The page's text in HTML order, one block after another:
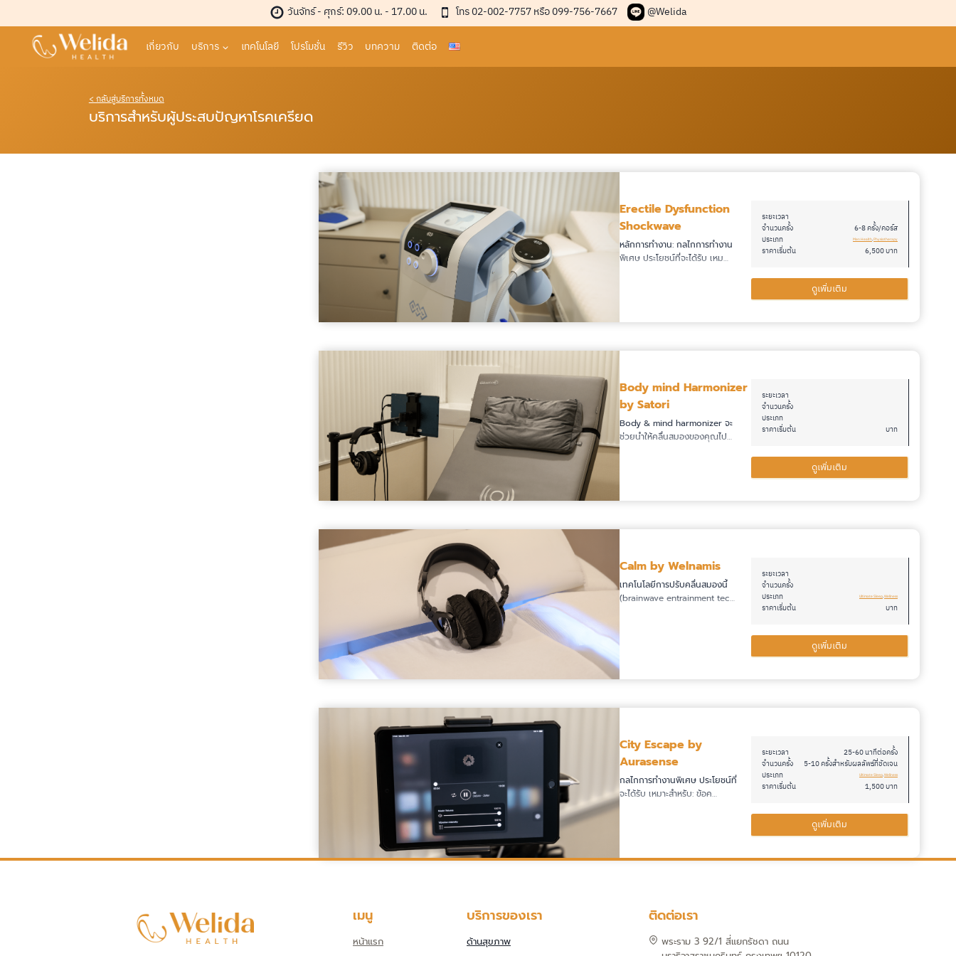
to
content
วันจัทร์ - ศุกร์: 09.00 น. - 17.00 น. โทร 02-002-7757 หรือ 099-756-7667 @Welida
เกี่ยวกับ บริการ เทคโนโลยี โปรโมชั่น รีวิว บทความ ติดต่อ
< กลับสู่บริการทั้งหมด
บริการสำหรับผู้ประสบปัญหาโรคเครียด
Erectile Dysfunction
Shockwave
หลักการทำงาน: กลไกการทำงาน
พิเศษ ประโยชน์ที่จะได้รับ เหม…
ระยะเวลา
จำนวนครั้ง
6-8 ครั้ง/คอร์ส
ประเภท
Men Health, Physiotherapy
ราคาเริ่มต้น 6,500 บาท
ดูเพิ่มเติม
Body mind Harmonizer
by Satori
Body & mind harmonizer จะ
ช่วยนำให้คลื่นสมองของคุณไป…
ระยะเวลา
จำนวนครั้ง
ประเภท
ราคาเริ่มต้น
บาท
ดูเพิ่มเติม
Calm by Welnamis
เทคโนโลยีการปรับคลื่นสมองนี้
(brainwave entrainment tec…
ระยะเวลา
จำนวนครั้ง
ประเภท
Ultimate Sleep, Wellness
ราคาเริ่มต้น บาท
ดูเพิ่มเติม
City Escape by
Aurasense
กลไกการทำงานพิเศษ ประโยชน์ที่
จะได้รับ เหมาะสำหรับ: ข้อค…
ระยะเวลา
25-60 นาทีต่อครั้ง
จำนวนครั้ง
5-10 ครั้งสำหรับผลลัพธ์ที่ชัดเจน
ประเภท
Ultimate Sleep, Wellness
ราคาเริ่มต้น 1,500 บาท
ดูเพิ่มเติม
เมนู
หน้าแรก
บริการของเรา
ด้านสุขภาพ
ติดต่อเรา
พระราม 3 92/1 สี่แยกรัชดา ถนน